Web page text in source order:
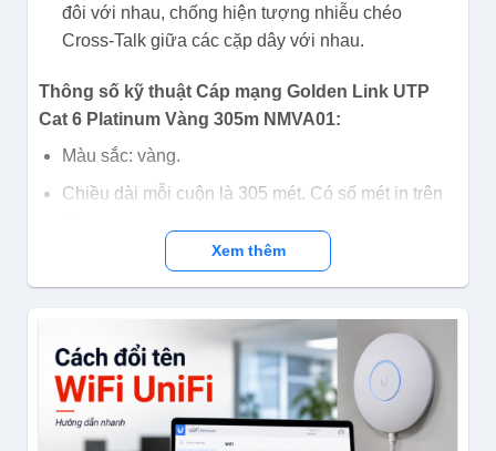
đôi với nhau, chống hiện tượng nhiễu chéo
Cross-Talk giữa các cặp dây với nhau.
Thông số kỹ thuật Cáp mạng Golden Link UTP
Cat 6 Platinum Vàng 305m NMVA01:
Màu sắc: vàng.
Chiều dài mỗi cuộn là 305 mét. Có số mét in trên
Đáp ứng tiêu chuẩn CE, ISO/IEC 11801, RoHS,
ANSI/TIA/EIA-568-B.2.
Đường kính lõi: 0.57mm, 23AWG.
Vỏ lõi cáp: HDPE
Vỏ cáp: PVC.
Xem thêm